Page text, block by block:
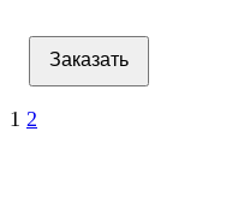
Заказать
1 2